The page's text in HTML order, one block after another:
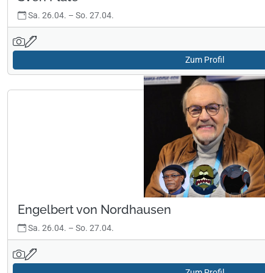
Sa. 26.04. – So. 27.04.
Zum Profil
Engelbert von Nordhausen
Sa. 26.04. – So. 27.04.